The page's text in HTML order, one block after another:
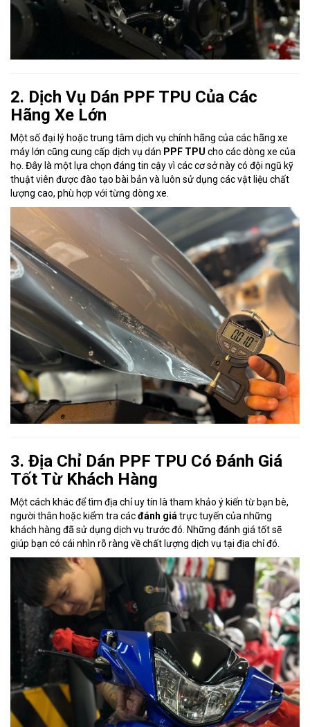
2. Dịch Vụ Dán PPF TPU Của Các
Hãng Xe Lớn
Một số đại lý hoặc trung tâm dịch vụ chính hãng của các hãng xe
máy lớn cũng cung cấp dịch vụ dán PPF TPU cho các dòng xe của
họ. Đây là một lựa chọn đáng tin cậy vì các cơ sở này có đội ngũ kỹ
thuật viên được đào tạo bài bản và luôn sử dụng các vật liệu chất
lượng cao, phù hợp với từng dòng xe.
3. Địa Chỉ Dán PPF TPU Có Đánh Giá
Tốt Từ Khách Hàng
Một cách khác để tìm địa chỉ uy tín là tham khảo ý kiến từ bạn bè,
người thân hoặc kiểm tra cácđánh giátrực tuyến của những
khách hàng đã sử dụng dịch vụ trước đó. Những đánh giá tốt sẽ
giúp bạn có cái nhìn rõ ràng về chất lượng dịch vụ tại địa chỉ đó.